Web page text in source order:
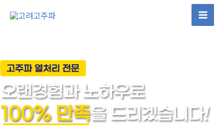
건
너
뛰
기
Main